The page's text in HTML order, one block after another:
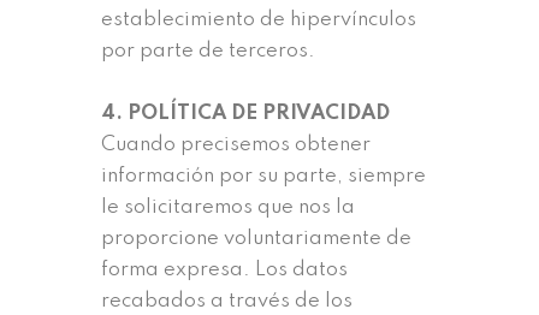
establecimiento de hipervínculos
por parte de terceros.
4. POLÍTICA DE PRIVACIDAD
Cuando precisemos obtener
información por su parte, siempre
le solicitaremos que nos la
proporcione voluntariamente de
forma expresa. Los datos
recabados a través de los